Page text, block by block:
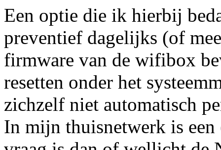
Een optie die ik hierbij
preventief dagelijks (of
firmware van de wifibox
resetten onder het
zichzelf niet automatisch
In mijn thuisnetwerk is